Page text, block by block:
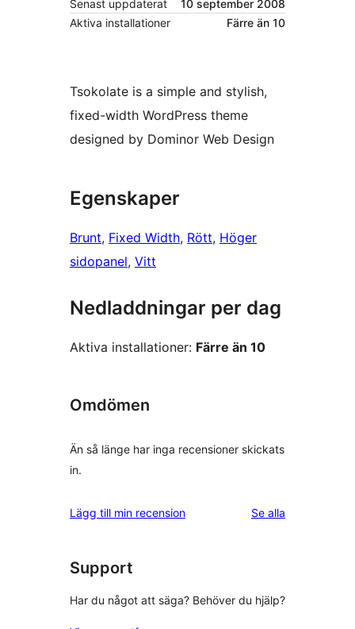
Senast uppdaterat
10 september 2008
Aktiva installationer
Färre än 10
Tsokolate is a simple and stylish,
fixed-width WordPress theme
designed by Dominor Web Design
Egenskaper
Brunt, Fixed Width, Rött, Höger
sidopanel, Vitt
Nedladdningar per dag
Aktiva installationer: Färre än 10
Omdömen
Än så länge har inga recensioner skickats
in.
Lägg till min recension Se alla
Support
Har du något att säga? Behöver du hjälp?